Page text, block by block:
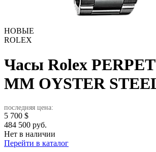
НОВЫЕ
ROLEX
Часы Rolex
MM OYSTER
последняя цена:
5 700 $
484 500 руб.
Нет в наличии
Перейти в каталог